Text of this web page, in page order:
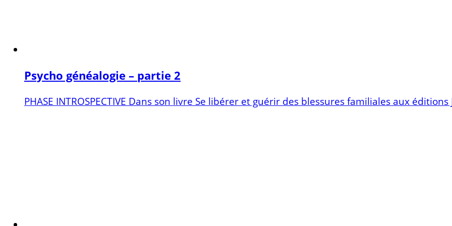
Psycho généalogie – partie 2
PHASE INTROSPECTIVE Dans son livre Se libérer et guérir des blessures familiales aux éditions